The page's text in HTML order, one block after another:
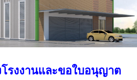
รงงานและขอใบอนุญาต